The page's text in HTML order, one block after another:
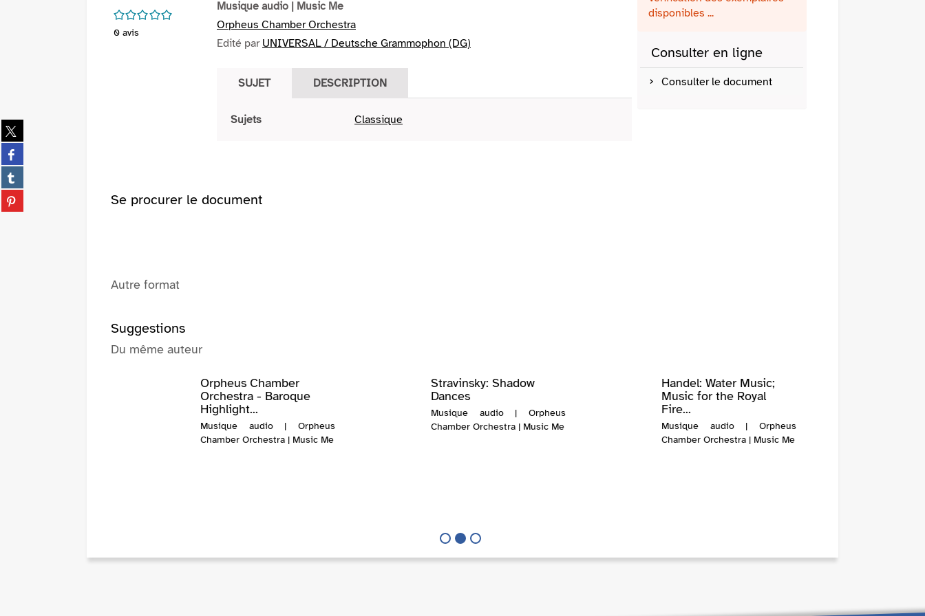
Partager
sur
twitter
(Nouvelle
fenêtre)
Partager
sur
facebook
(Nouvelle
fenêtre)
Partager
sur
tumblr
Partager
sur
/5
0 avis
Musique audio | Music Me
Orpheus Chamber Orchestra
Edité par UNIVERSAL / Deutsche Grammophon (DG)
SUJET DESCRIPTION
Sujets Classique
disponibles ...
Consulter en ligne
Consulter le document
Se procurer le document
Autre format
Suggestions
Du même auteur
Stravinsky: Shadow
Dances
Musique audio | Orpheus
Chamber Orchestra | Music Me
Handel: Water Music;
Music for the Royal
Fire...
Musique audio | Orpheus
Chamber Orchestra | Music Me
Orpheus Chamber
Orchestra - Baroque
Highlight...
Musique audio | Orpheus
Chamber Orchestra | Music Me